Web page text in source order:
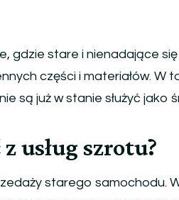
gdzie stare i nienadające
części i materiałów. W
są już w stanie służyć jako
usług szrotu?
starego samochodu.